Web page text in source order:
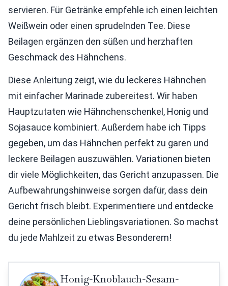
servieren. Für Getränke empfehle ich einen leichten
Weißwein oder einen sprudelnden Tee. Diese
Beilagen ergänzen den süßen und herzhaften
Geschmack des Hähnchens.
Diese Anleitung zeigt, wie du leckeres Hähnchen
mit einfacher Marinade zubereitest. Wir haben
Hauptzutaten wie Hähnchenschenkel, Honig und
Sojasauce kombiniert. Außerdem habe ich Tipps
gegeben, um das Hähnchen perfekt zu garen und
leckere Beilagen auszuwählen. Variationen bieten
dir viele Möglichkeiten, das Gericht anzupassen. Die
Aufbewahrungshinweise sorgen dafür, dass dein
Gericht frisch bleibt. Experimentiere und entdecke
deine persönlichen Lieblingsvariationen. So machst
du jede Mahlzeit zu etwas Besonderem!
Honig-Knoblauch-Sesam-